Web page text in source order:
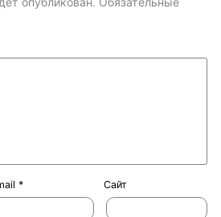
* Сайт